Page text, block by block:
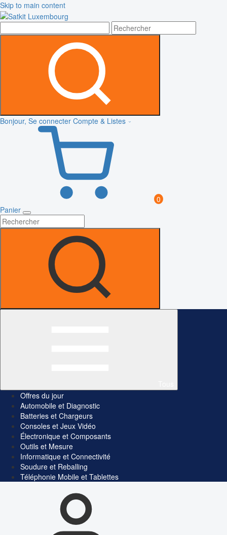
Skip to main content
Bonjour, Se connecter Compte & Listes
0
Panier
Offres du jour
Automobile et Diagnostic
Batteries et Chargeurs
Consoles et Jeux Vidéo
Électronique et Composants
Outils et Mesure
Informatique et Connectivité
Soudure et Reballing
Téléphonie Mobile et Tablettes